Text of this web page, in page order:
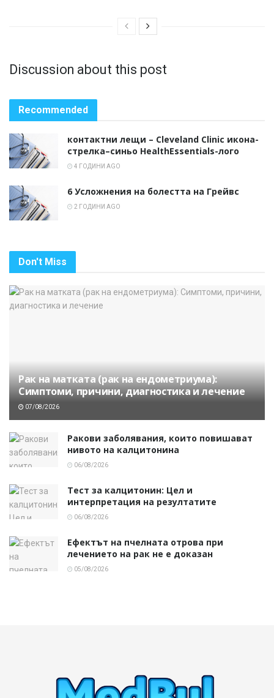
Discussion about this post
Recommended
контактни лещи – Cleveland Clinic икона-
стрелка–синьо HealthEssentials-лого
4 ГОДИНИ AGO
6 Усложнения на болестта на Грейвс
2 ГОДИНИ AGO
Don't Miss
Рак на матката (рак на ендометриума):
Симптоми, причини, диагностика и лечение
07/08/2026
Ракови заболявания, които повишават
нивото на калцитонина
06/08/2026
Тест за калцитонин: Цел и
интерпретация на резултатите
06/08/2026
Ефектът на пчелната отрова при
лечението на рак не е доказан
05/08/2026